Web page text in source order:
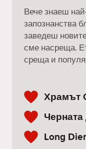
Вече знаеш
запознанства
заведеш
сме насреща.
среща и
Храмът
Long